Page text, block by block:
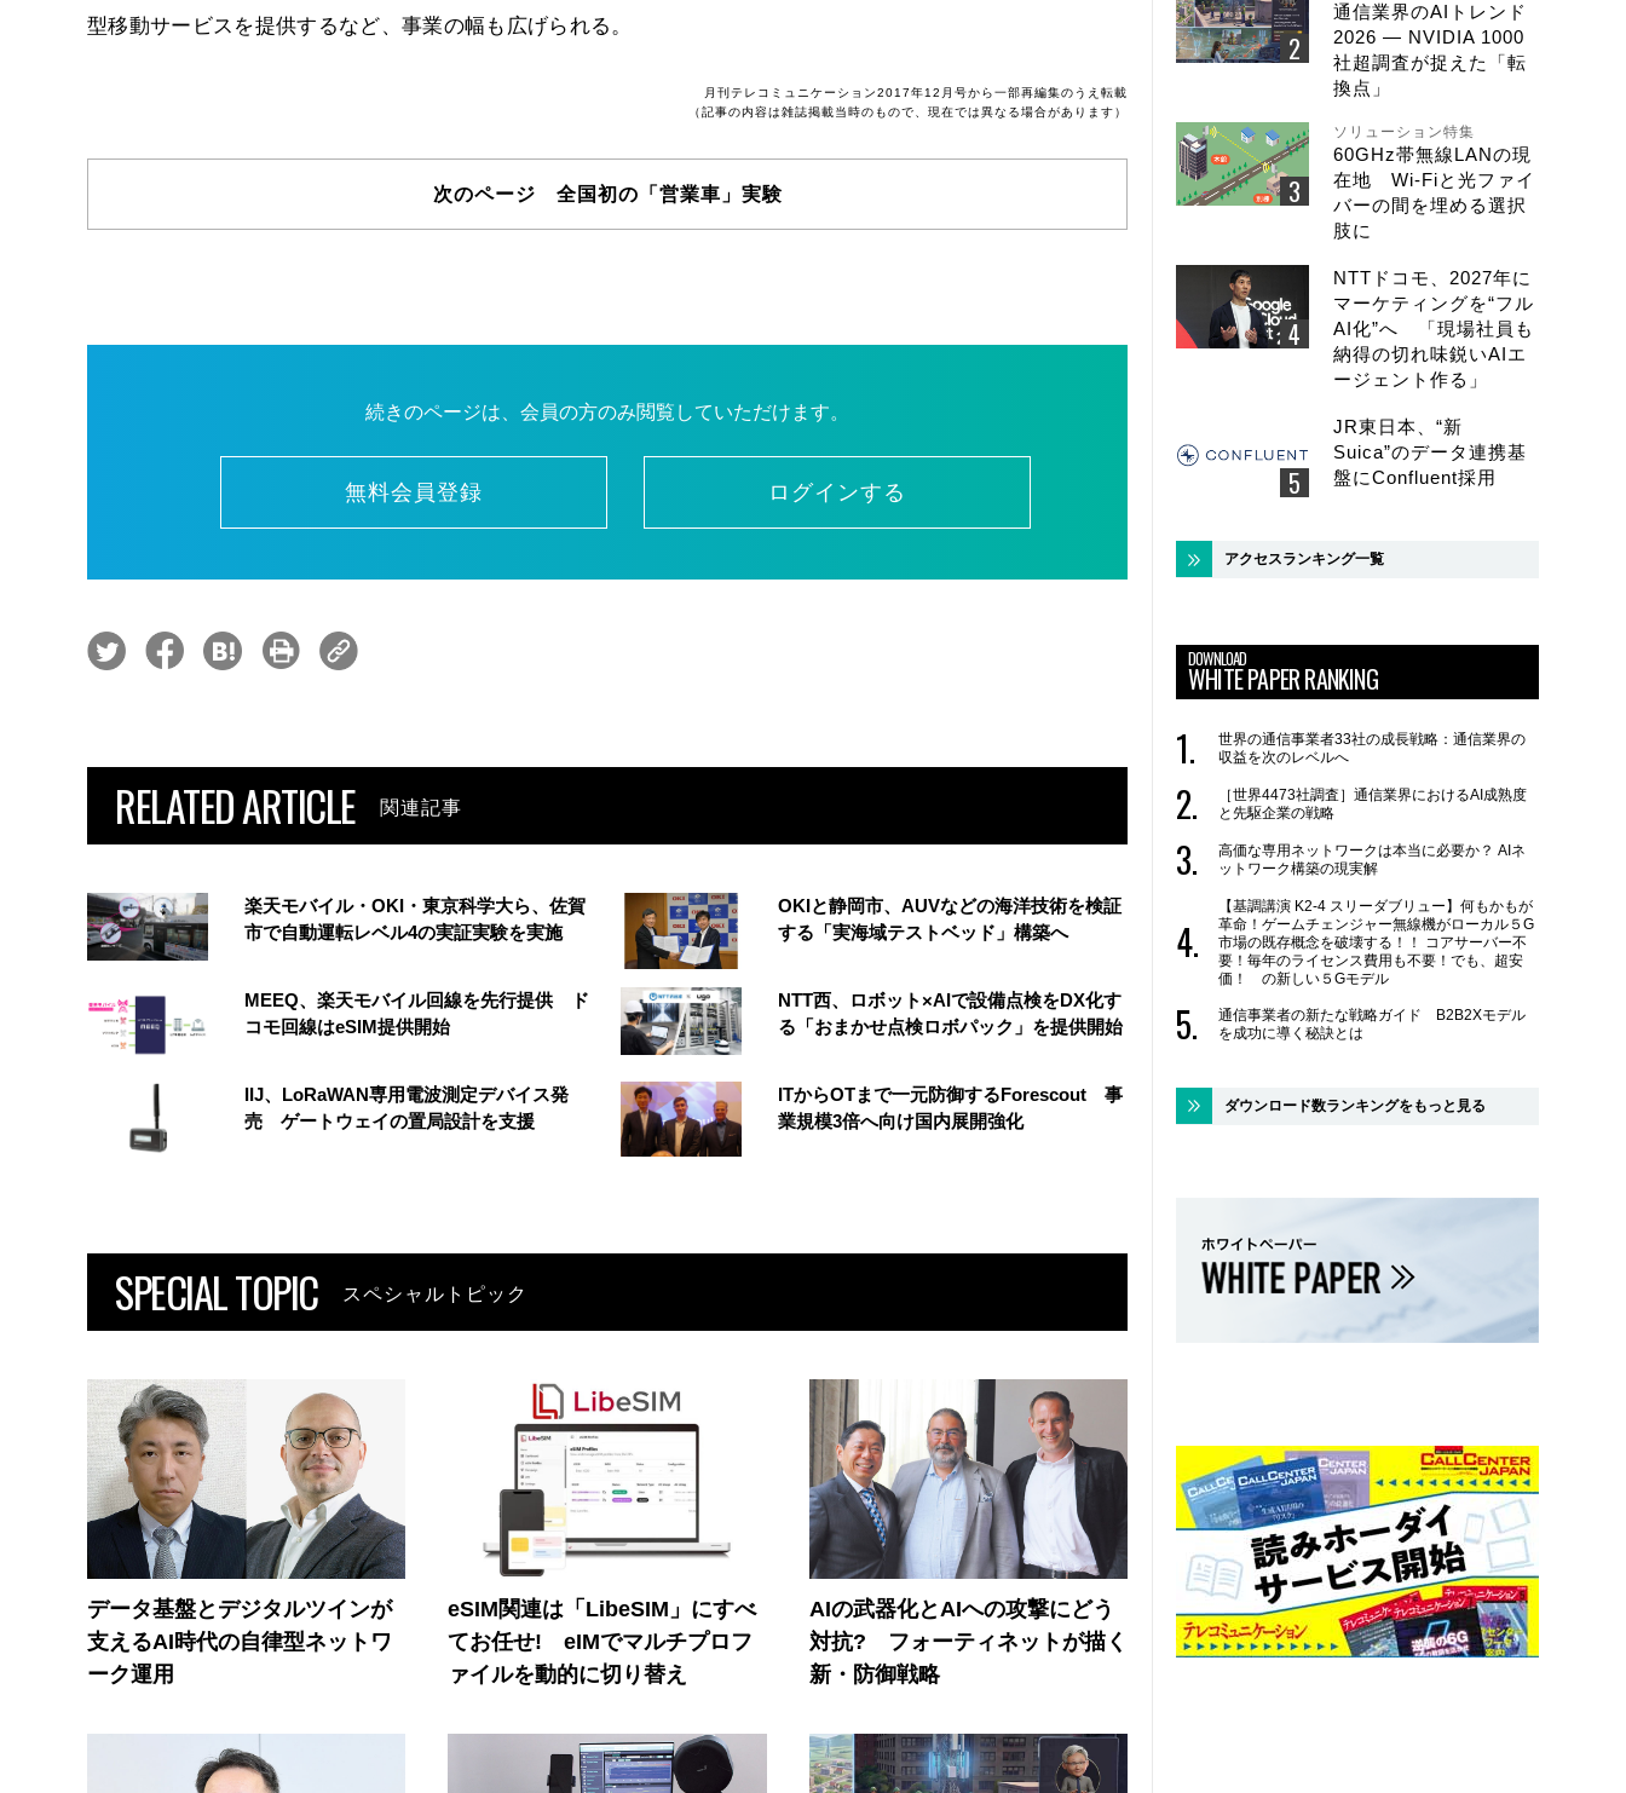
型移動サービスを提供するなど、事業の幅も広げられる。
月刊テレコミュニケーション2017年12月号から一部再編集のうえ転載
（記事の内容は雑誌掲載当時のもので、現在では異なる場合があります）
次のページ 全国初の「営業車」実験
続きのページは、会員の方のみ閲覧していただけます。
無料会員登録 ログインする
RELATED ARTICLE 関連記事
楽天モバイル・OKI・東京科学大ら、佐賀
市で自動運転レベル4の実証実験を実施
OKIと静岡市、AUVなどの海洋技術を検証
する「実海域テストベッド」構築へ
MEEQ、楽天モバイル回線を先行提供 ド
コモ回線はeSIM提供開始
NTT西、ロボット×AIで設備点検をDX化す
る「おまかせ点検ロボパック」を提供開始
IIJ、LoRaWAN専用電波測定デバイス発
売 ゲートウェイの置局設計を支援
ITからOTまで一元防御するForescout 事
業規模3倍へ向け国内展開強化
SPECIAL TOPIC スペシャルトピック
データ基盤とデジタルツインが
支えるAI時代の自律型ネットワ
ーク運用
eSIM関連は「LibeSIM」にすべ
てお任せ! eIMでマルチプロフ
ァイルを動的に切り替え
AIの武器化とAIへの攻撃にどう
対抗? フォーティネットが描く
新・防御戦略
通信業界のAIトレンド
2026 ― NVIDIA 1000
社超調査が捉えた「転
換点」
ソリューション特集
60GHz帯無線LANの現
在地 Wi-Fiと光ファイ
バーの間を埋める選択
肢に
NTTドコモ、2027年に
マーケティングを“フル
AI化”へ 「現場社員も
納得の切れ味鋭いAIエ
ージェント作る」
JR東日本、“新
Suica”のデータ連携基
盤にConfluent採用
アクセスランキング一覧
DOWNLOAD
WHITE PAPER RANKING
世界の通信事業者33社の成長戦略：通信業界の
収益を次のレベルへ
［世界4473社調査］通信業界におけるAI成熟度
と先駆企業の戦略
高価な専用ネットワークは本当に必要か？ AIネ
ットワーク構築の現実解
【基調講演 K2-4 スリーダブリュー】何もかもが
革命！ゲームチェンジャー無線機がローカル５G
市場の既存概念を破壊する！！ コアサーバー不
要！毎年のライセンス費用も不要！でも、超安
価！ の新しい５Gモデル
通信事業者の新たな戦略ガイド B2B2Xモデル
を成功に導く秘訣とは
ダウンロード数ランキングをもっと見る